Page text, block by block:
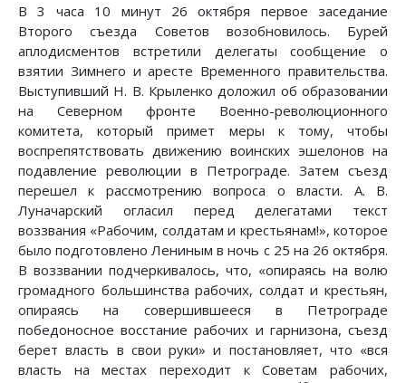
В 3 часа 10 минут 26 октября первое заседание
Второго съезда Советов возобновилось. Бурей
аплодисментов встретили делегаты сообщение о
взятии Зимнего и аресте Временного правительства.
Выступивший Н. В. Крыленко доложил об образовании
на Северном фронте Военно-революционного
комитета, который примет меры к тому, чтобы
воспрепятствовать движению воинских эшелонов на
подавление революции в Петрограде. Затем съезд
перешел к рассмотрению вопроса о власти. А. В.
Луначарский огласил перед делегатами текст
воззвания «Рабочим, солдатам и крестьянам!», которое
было подготовлено Лениным в ночь с 25 на 26 октября.
В воззвании подчеркивалось, что, «опираясь на волю
громадного большинства рабочих, солдат и крестьян,
опираясь на совершившееся в Петрограде
победоносное восстание рабочих и гарнизона, съезд
берет власть в свои руки» и постановляет, что «вся
власть на местах переходит к Советам рабочих,